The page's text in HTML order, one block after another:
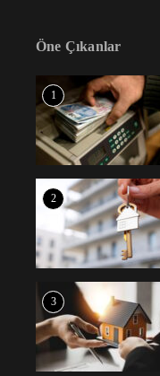
Öne Çıkanlar
1
2
3